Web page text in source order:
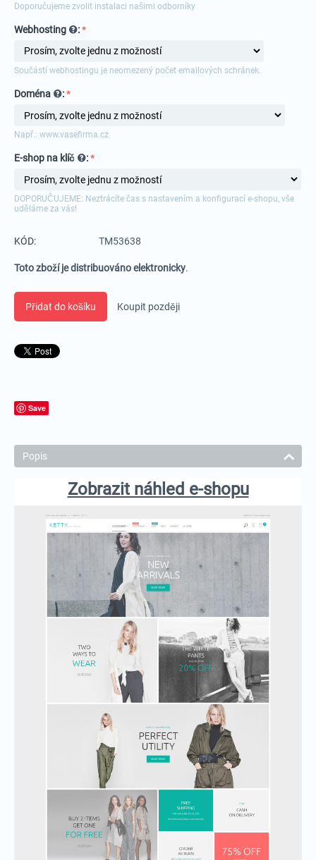
Doporučujeme zvolit instalaci našimi odborníky
Webhosting :
Součástí webhostingu je neomezený počet emailových schránek.
Doména :
Např.: www.vasefirma.cz
E-shop na klíč :
DOPORUČUJEME: Neztrácíte čas s nastavením a konfigurací e-shopu, vše
uděláme za vás!
KÓD: TM53638
Toto zboží je distribuováno elektronicky.
Přidat do košíku Koupit později
Save
Popis
Zobrazit náhled e-shopu